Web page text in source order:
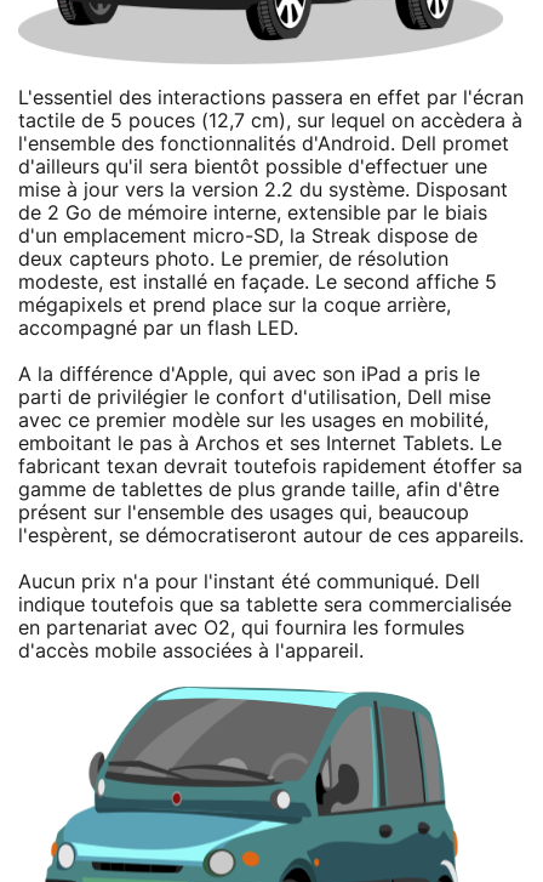
L'essentiel des interactions passera en effet par l'écran
tactile de 5 pouces (12,7 cm), sur lequel on accèdera à
l'ensemble des fonctionnalités d'Android. Dell promet
d'ailleurs qu'il sera bientôt possible d'effectuer une
mise à jour vers la version 2.2 du système. Disposant
de 2 Go de mémoire interne, extensible par le biais
d'un emplacement micro-SD, la Streak dispose de
deux capteurs photo. Le premier, de résolution
modeste, est installé en façade. Le second affiche 5
mégapixels et prend place sur la coque arrière,
accompagné par un flash LED.
A la différence d'Apple, qui avec son iPad a pris le
parti de privilégier le confort d'utilisation, Dell mise
avec ce premier modèle sur les usages en mobilité,
emboitant le pas à Archos et ses Internet Tablets. Le
fabricant texan devrait toutefois rapidement étoffer sa
gamme de tablettes de plus grande taille, afin d'être
présent sur l'ensemble des usages qui, beaucoup
l'espèrent, se démocratiseront autour de ces appareils.
Aucun prix n'a pour l'instant été communiqué. Dell
indique toutefois que sa tablette sera commercialisée
en partenariat avec O2, qui fournira les formules
d'accès mobile associées à l'appareil.